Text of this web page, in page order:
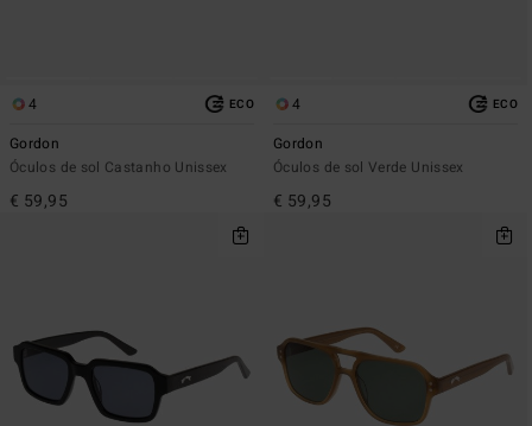
4 ECO
Gordon
Óculos de sol Castanho Unissex
€ 59,95
4 ECO
Gordon
Óculos de sol Verde Unissex
€ 59,95